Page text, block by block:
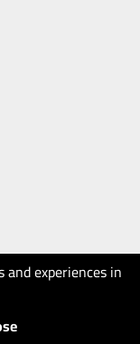
experiences in